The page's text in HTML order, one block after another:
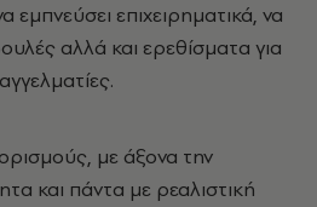
εμπνεύσει επιχειρηματικά, να
αλλά και ερεθίσματα για
με άξονα την
και πάντα με ρεαλιστική